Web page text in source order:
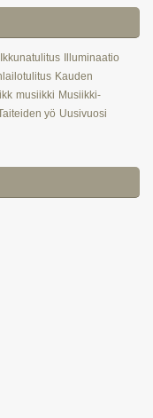
Ikkunatulitus
Illuminaatio
Kauden
musiikki Musiikki-
yö Uusivuosi